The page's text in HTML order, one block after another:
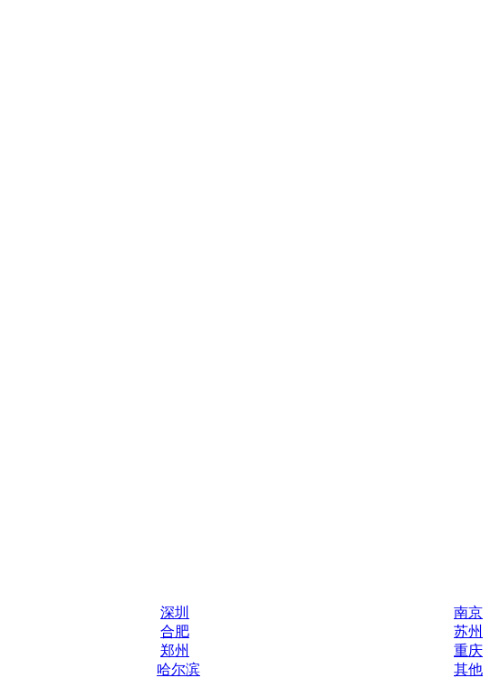
深圳
南京
合肥
苏州
郑州
重庆
哈尔滨
其他